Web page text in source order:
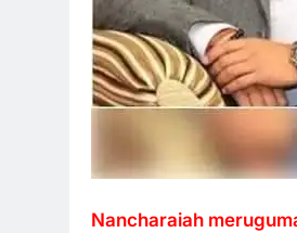
Nancharaiah